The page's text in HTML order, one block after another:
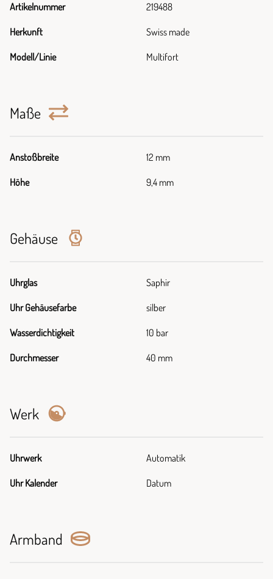
Artikelnummer 219488
Herkunft Swiss made
Modell/Linie Multifort
Maße
Anstoßbreite 12 mm
Höhe 9,4 mm
Gehäuse
Uhrglas Saphir
Uhr Gehäusefarbe silber
Wasserdichtigkeit 10 bar
Durchmesser 40 mm
Werk
Uhrwerk Automatik
Uhr Kalender Datum
Armband